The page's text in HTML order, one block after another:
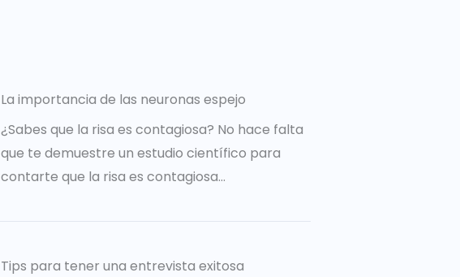
La importancia de las neuronas espejo
¿Sabes que la risa es contagiosa? No hace falta
que te demuestre un estudio científico para
contarte que la risa es contagiosa…
Tips para tener una entrevista exitosa